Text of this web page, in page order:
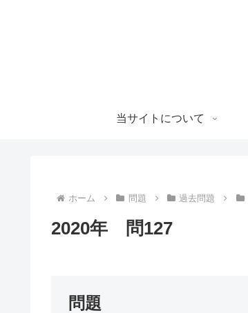
当サイトについて
ホーム 問題 過去問題
2020年 問127
問題